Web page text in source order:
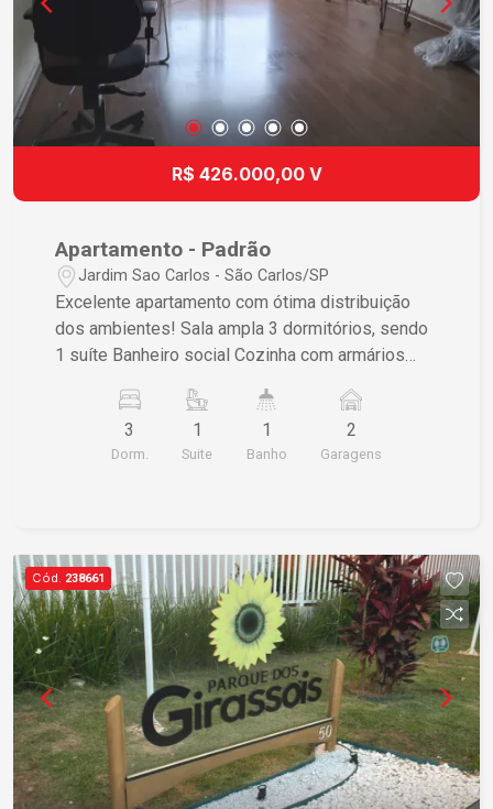
R$ 426.000,00 V
Apartamento - Padrão
Jardim Sao Carlos - São Carlos/SP
Excelente apartamento com ótima distribuição
dos ambientes! Sala ampla 3 dormitórios, sendo
1 suíte Banheiro social Cozinha com armários
Armários nos dormitórios 2 vagas de garagem
Imóvel ideal para quem busca conforto,
praticidade e espaço para toda a família. Entre
3
Dorm.
1
Suite
1
Banho
2
Garagens
Cód. 238661